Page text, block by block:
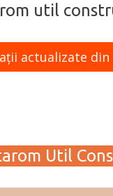
util
actualizate din
Util